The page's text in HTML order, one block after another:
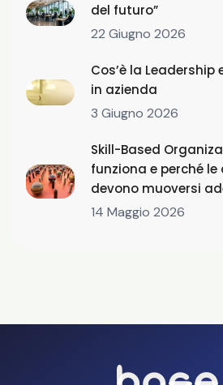
del futuro”
22 Giugno 2026
Cos’è la
in azienda
3 Giugno 2026
Skill-Based
funziona e perché
devono muoversi
14 Maggio 2026